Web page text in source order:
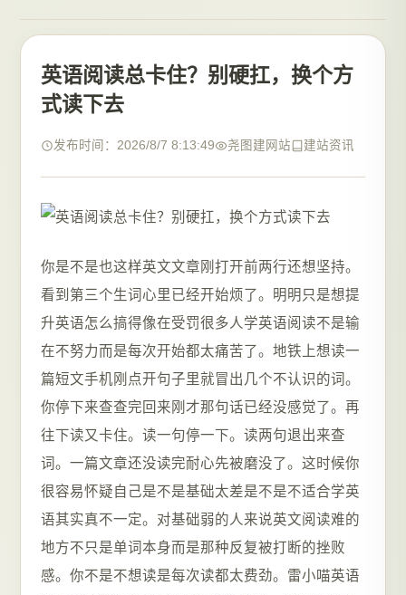
英语阅读总卡住？别硬扛，换个方
式读下去
发布时间：2026/8/7 8:13:49 尧图建网站 建站资讯
你是不是也这样英文文章刚打开前两行还想坚持。
看到第三个生词心里已经开始烦了。明明只是想提
升英语怎么搞得像在受罚很多人学英语阅读不是输
在不努力而是每次开始都太痛苦了。地铁上想读一
篇短文手机刚点开句子里就冒出几个不认识的词。
你停下来查查完回来刚才那句话已经没感觉了。再
往下读又卡住。读一句停一下。读两句退出来查
词。一篇文章还没读完耐心先被磨没了。这时候你
很容易怀疑自己是不是基础太差是不是不适合学英
语其实真不一定。对基础弱的人来说英文阅读难的
地方不只是单词本身而是那种反复被打断的挫败
感。你不是不想读是每次读都太费劲。雷小喵英语